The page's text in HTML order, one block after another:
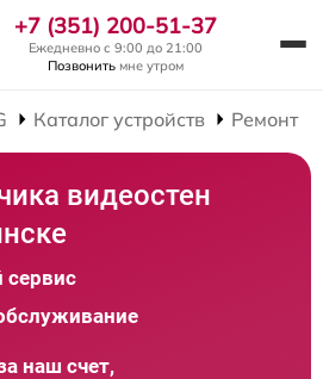
+7 (351) 200-51-37
Ежедневно с 9:00 до 21:00
Позвонить мне утром
Каталог устройств Ремонт
видеостен
наш счет,